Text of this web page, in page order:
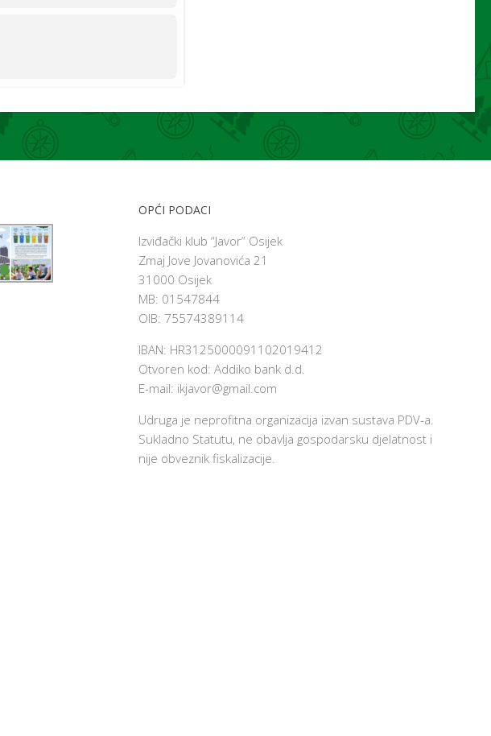
OPĆI PODACI
Izviđački klub “Javor” Osijek
Zmaj Jove Jovanovića 21
31000 Osijek
MB: 01547844
OIB: 75574389114
IBAN: HR3125000091102019412
Otvoren kod: Addiko bank d.d.
E-mail: ikjavor@gmail.com
Udruga je neprofitna organizacija izvan sustava PDV-a.
Sukladno Statutu, ne obavlja gospodarsku djelatnost i
nije obveznik fiskalizacije.